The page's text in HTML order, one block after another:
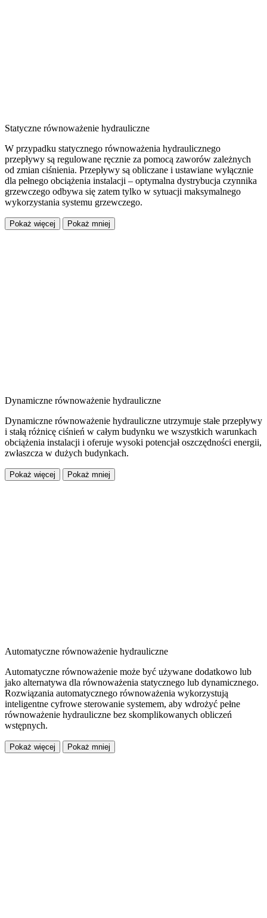
Statyczne równoważenie hydrauliczne
W przypadku statycznego równoważenia hydraulicznego
przepływy są regulowane ręcznie za pomocą zaworów zależnych
od zmian ciśnienia. Przepływy są obliczane i ustawiane wyłącznie
dla pełnego obciążenia instalacji – optymalna dystrybucja czynnika
grzewczego odbywa się zatem tylko w sytuacji maksymalnego
wykorzystania systemu grzewczego.
Pokaż więcej Pokaż mniej
Dynamiczne równoważenie hydrauliczne
Dynamiczne równoważenie hydrauliczne utrzymuje stałe przepływy
i stałą różnicę ciśnień w całym budynku we wszystkich warunkach
obciążenia instalacji i oferuje wysoki potencjał oszczędności energii,
zwłaszcza w dużych budynkach.
Pokaż więcej Pokaż mniej
Automatyczne równoważenie hydrauliczne
Automatyczne równoważenie może być używane dodatkowo lub
jako alternatywa dla równoważenia statycznego lub dynamicznego.
Rozwiązania automatycznego równoważenia wykorzystują
inteligentne cyfrowe sterowanie systemem, aby wdrożyć pełne
równoważenie hydrauliczne bez skomplikowanych obliczeń
wstępnych.
Pokaż więcej Pokaż mniej